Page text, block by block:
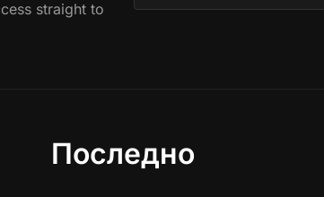
straight to
Последно